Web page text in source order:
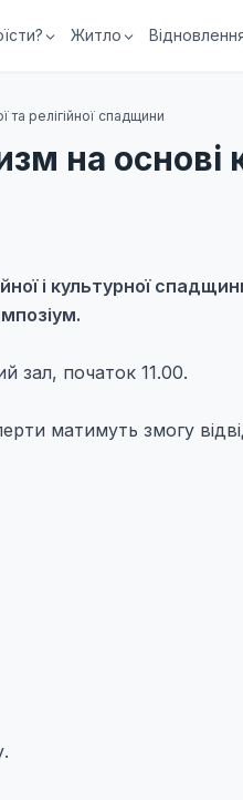
Житло
та релігійної спадщини
на основі
і культурної
зал, початок 11.00.
матимуть змогу